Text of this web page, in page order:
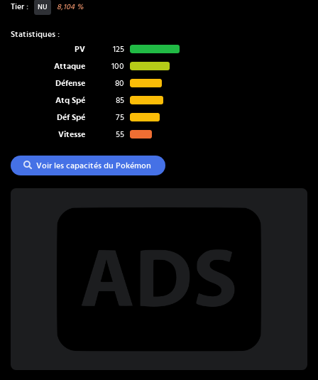
Tier : NU 8,104%
Statistiques :
PV
125
Attaque
100
Défense
80
Atq Spé
85
Déf Spé
75
Vitesse
55
Voir les capacités du Pokémon